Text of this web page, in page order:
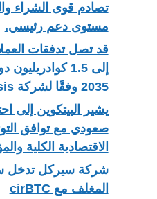
تصادم قوى الشراء
مستوى دعم رئيسي.
قد تصل تدفقات
إلى 1.5
2035 وفقًا لشركة Chainalysis
يشير البيتكوين إلى
صعودي مع توافق
الاقتصادية الكلية
شركة سيركل تدخل
المغلف مع cirBTC